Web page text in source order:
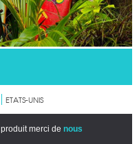
ETATS-UNIS
merci de nous